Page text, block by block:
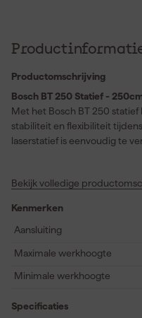
Productomschrijving
Bosch BT 250 Statief -
Met het Bosch BT 250
stabiliteit en flexibiliteit
laserstatief is eenvoudig te
je nu binnen of buiten werkt.
en andere
verhoogde stabiliteit, zodat
het opzetten en aanpassen
aan de slag kunt en het
functionaliteit centraal staan.
Bekijk volledige
Kenmerken
Aansluiting
Maximale werkhoogte
Minimale werkhoogte
Specificaties